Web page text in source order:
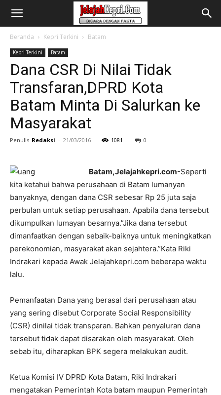
Beranda Kepri Terkini Batam
Kepri Terkini Batam
Dana CSR Di Nilai Tidak
Transfaran,DPRD Kota
Batam Minta Di Salurkan ke
Masyarakat
Penulis Redaksi - 21/03/2016 1081 0
Batam,Jelajahkepri.com-Seperti
kita ketahui bahwa perusahaan di Batam lumanyan
banyaknya, dengan dana CSR sebesar Rp 25 juta saja
perbulan untuk setiap perusahaan. Apabila dana tersebut
dikumpulkan lumayan besarnya.”Jika dana tersebut
dimanfaatkan dengan sebaik-baiknya untuk meningkatkan
perekonomian, masyarakat akan sejahtera.”Kata Riki
Indrakari kepada Awak Jelajahkepri.com beberapa waktu
lalu.
Pemanfaatan Dana yang berasal dari perusahaan atau
yang sering disebut Corporate Social Responsibility
(CSR) dinilai tidak transparan. Bahkan penyaluran dana
tersebut tidak dapat disarakan oleh masyarakat. Oleh
sebab itu, diharapkan BPK segera melakukan audit.
Ketua Komisi IV DPRD Kota Batam, Riki Indrakari
mengatakan Pemerintah Kota batam maupun Pemerintah